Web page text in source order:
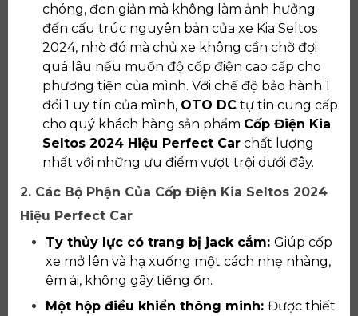
chóng, đơn giản mà không làm ảnh hưởng
đến cấu trúc nguyên bản của xe Kia Seltos
2024, nhờ đó mà chủ xe không cần chờ đợi
quá lâu nếu muốn độ cốp điện cao cấp cho
phương tiện của mình. Với chế độ bảo hành 1
đổi 1 uy tín của mình, OTO DC tự tin cung cấp
cho quý khách hàng sản phẩm Cốp Điện Kia
Seltos 2024 Hiệu Perfect Car chất lượng
nhất với những ưu điểm vượt trội dưới đây.
2. Các Bộ Phận Của Cốp Điện Kia Seltos 2024
Hiệu Perfect Car
Ty thủy lực có trang bị jack cắm: Giúp cốp
xe mở lên và hạ xuống một cách nhẹ nhàng,
êm ái, không gây tiếng ồn.
Một hộp điều khiển thông minh: Được thiết